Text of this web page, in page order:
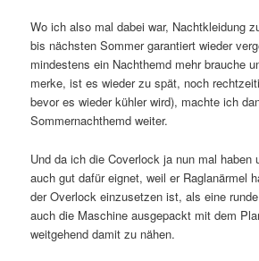
Wo ich also mal dabei war, Nachtkleidung
bis nächsten Sommer garantiert wieder
mindestens ein Nachthemd mehr brauche
merke, ist es wieder zu spät, noch
bevor es wieder kühler wird), machte ich
Sommernachthemd weiter.
Und da ich die Coverlock ja nun mal haben
auch gut dafür eignet, weil er Raglanärmel
der Overlock einzusetzen ist, als eine
auch die Maschine ausgepackt mit dem
weitgehend damit zu nähen.